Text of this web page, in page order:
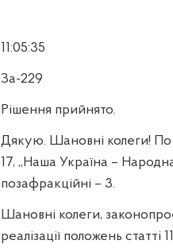
11:05:35
За-229
Рішення прийнято.
Дякую. Шановні колеги! По
17, „Наша Україна –
позафракційні – 3.
Шановні колеги,
реалізації положень